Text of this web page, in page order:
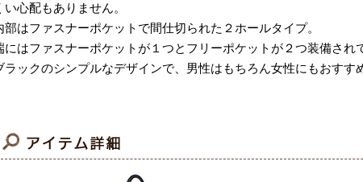
い心配もありません。
部はファスナーポケットで間仕切られた２ホールタイプ。
にはファスナーポケットが１つとフリーポケットが２つ装備され
ラックのシンプルなデザインで、男性はもちろん女性にもおすす